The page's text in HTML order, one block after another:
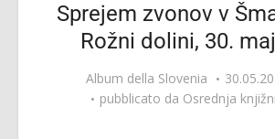
Sprejem zvonov v
Rožni dolini, 30.
Album della Slovenia
pubblicato da Osrednja